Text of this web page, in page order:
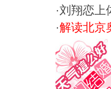
·刘翔恋上
·解读北京